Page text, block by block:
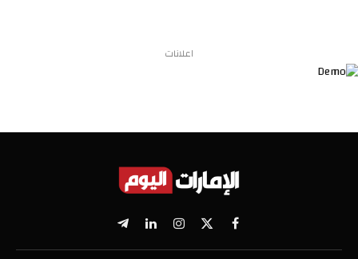
اعلانات
فيسبوك
X
(Twitter)
الانستغراملينكدإنتيلقرام